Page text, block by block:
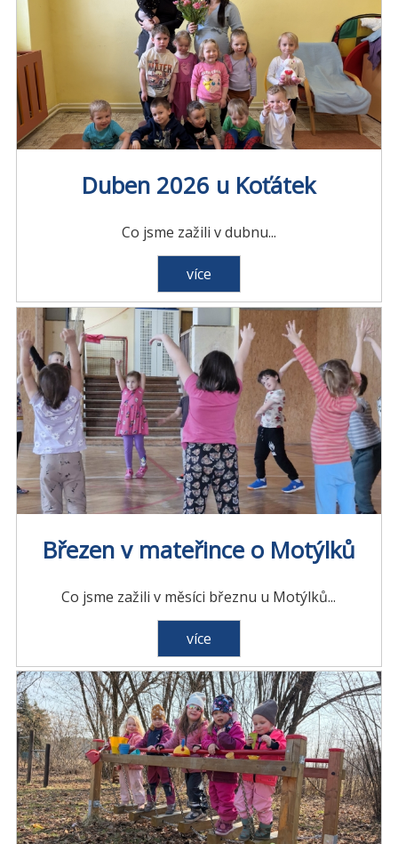
Duben 2026 u Koťátek
Co jsme zažili v dubnu...
více
Březen v mateřince o Motýlků
Co jsme zažili v měsíci březnu u Motýlků...
více